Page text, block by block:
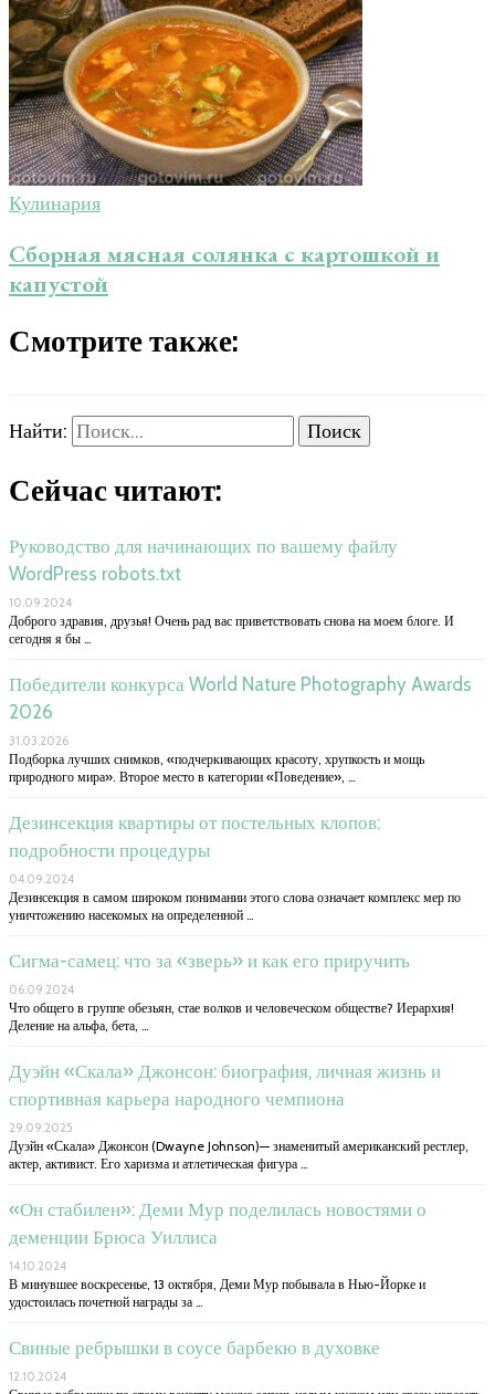
Кулинария
Сборная мясная солянка с картошкой и
капустой
Смотрите также:
Найти:
Сейчас читают:
Руководство для начинающих по вашему файлу
WordPress robots.txt
10.09.2024
Доброго здравия, друзья! Очень рад вас приветствовать снова на моем блоге. И
сегодня я бы …
Победители конкурса World Nature Photography Awards
2026
31.03.2026
Подборка лучших снимков, «подчеркивающих красоту, хрупкость и мощь
природного мира». Второе место в категории «Поведение», …
Дезинсекция квартиры от постельных клопов:
подробности процедуры
04.09.2024
Дезинсекция в самом широком понимании этого слова означает комплекс мер по
уничтожению насекомых на определенной …
Сигма-самец: что за «зверь» и как его приручить
06.09.2024
Что общего в группе обезьян, стае волков и человеческом обществе? Иерархия!
Деление на альфа, бета, …
Дуэйн «Скала» Джонсон: биография, личная жизнь и
спортивная карьера народного чемпиона
29.09.2025
Дуэйн «Скала» Джонсон (Dwayne Johnson)— знаменитый американский рестлер,
актер, активист. Его харизма и атлетическая фигура …
«Он стабилен»: Деми Мур поделилась новостями о
деменции Брюса Уиллиса
14.10.2024
В минувшее воскресенье, 13 октября, Деми Мур побывала в Нью-Йорке и
удостоилась почетной награды за …
Свиные ребрышки в соусе барбекю в духовке
12.10.2024